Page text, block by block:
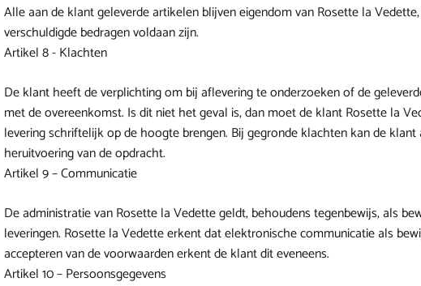
Alle aan de klant geleverde artikelen blijven eigendom van Rosette la
verschuldigde bedragen voldaan zijn.
Artikel 8 - Klachten
De klant heeft de verplichting om bij aflevering te onderzoeken of de
met de overeenkomst. Is dit niet het geval is, dan moet de klant Rosette la
levering schriftelijk op de hoogte brengen. Bij gegronde klachten kan de
heruitvoering van de opdracht.
Artikel 9 – Communicatie
De administratie van Rosette la Vedette geldt, behoudens tegenbewijs, als
leveringen. Rosette la Vedette erkent dat elektronische communicatie als
accepteren van de voorwaarden erkent de klant dit eveneens.
Artikel 10 – Persoonsgegevens